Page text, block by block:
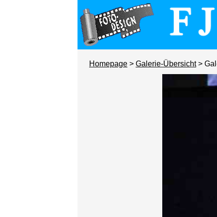
Homepage > Galerie-Übersicht>